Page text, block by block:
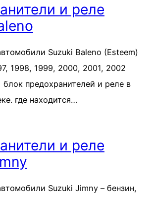
и реле
Suzuki Baleno (Esteem)
1998, 1999, 2000, 2001, 2002
предохранителей и реле в
где находится…
и реле
Suzuki Jimny – бензин,